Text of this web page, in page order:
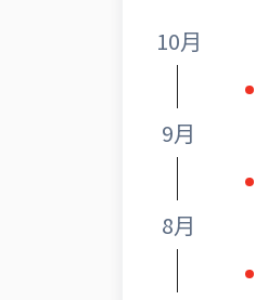
10月
9月
8月